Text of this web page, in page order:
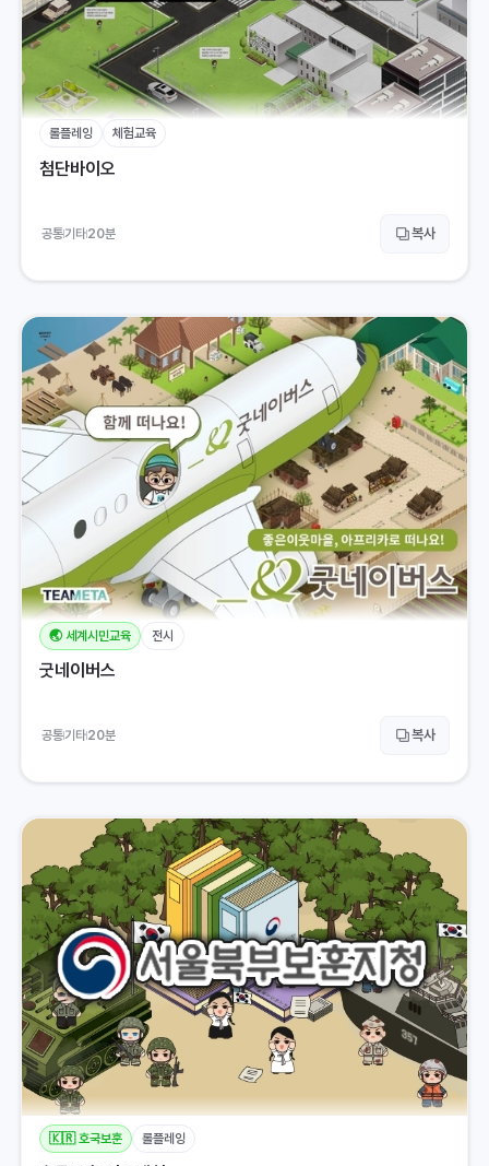
롤플레잉 체험교육
첨단바이오
공통기타20분 복사
🌏 세계시민교육 전시
굿네이버스
공통기타20분 복사
🇰🇷 호국보훈 롤플레잉